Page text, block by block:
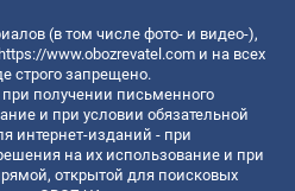
(в том числе фото- и видео-),
https://www.obozrevatel.com и на всех
строго запрещено.
получении письменного
и при условии обязательной
интернет-изданий - при
на их использование и при
открытой для поисковых